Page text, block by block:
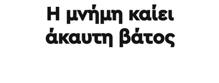
Η μνήμη καίει
άκαυτη βάτος